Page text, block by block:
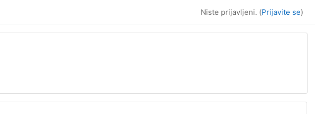
Niste prijavljeni. (Prijavite se)